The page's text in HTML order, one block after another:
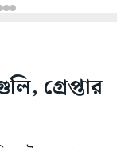
গ্রেপ্তার